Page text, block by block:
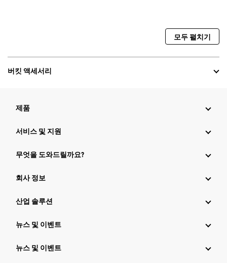
모두 펼치기
버킷 액세서리
제품
서비스 및 지원
무엇을 도와드릴까요?
회사 정보
산업 솔루션
뉴스 및 이벤트
뉴스 및 이벤트